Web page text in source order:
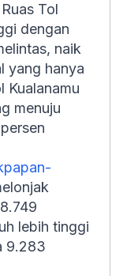
Tol
dengan
naik
yang hanya
Kualanamu
menuju
lebih tinggi
9.283